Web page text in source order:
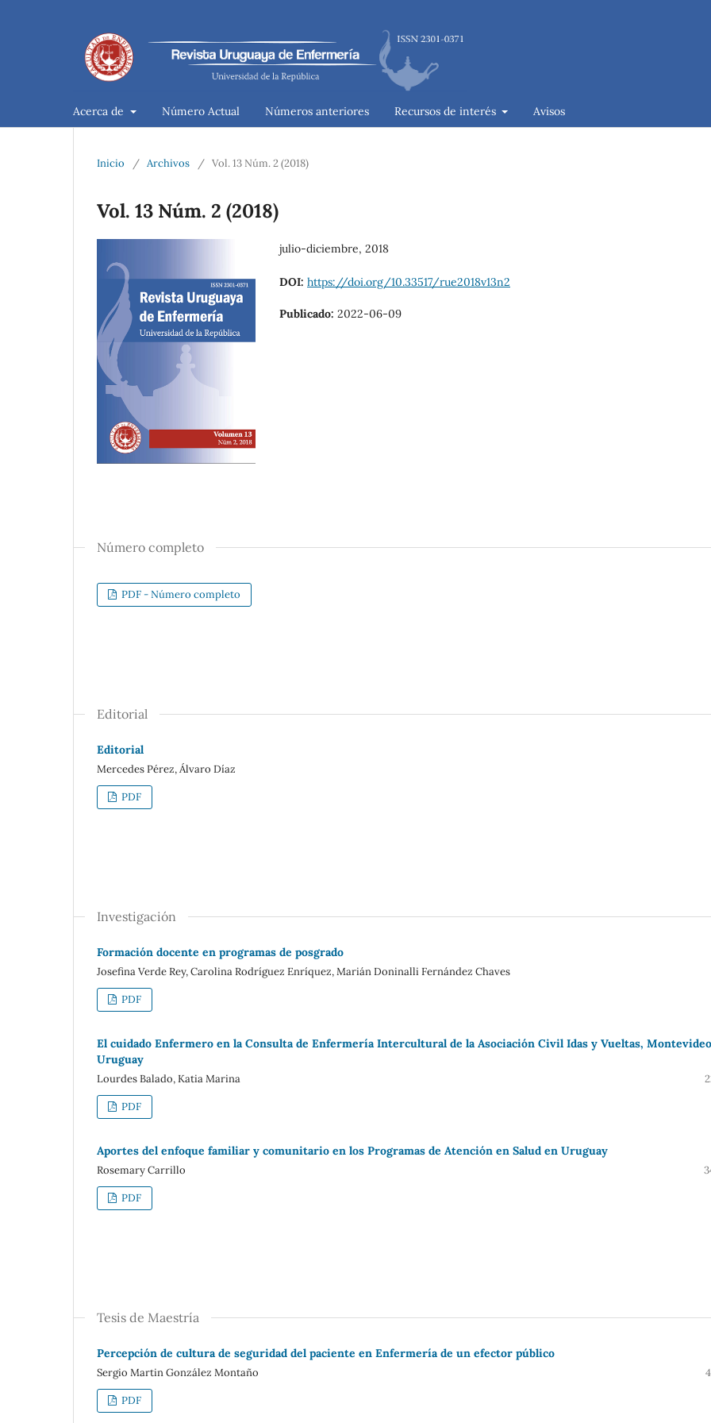
Acerca de Número Actual Números anteriores Recursos de interés Avisos
Inicio / Archivos / Vol. 13 Núm. 2 (2018)
Vol. 13 Núm. 2 (2018)
julio-diciembre, 2018
DOI: https://doi.org/10.33517/rue2018v13n2
Publicado: 2022-06-09
Número completo
PDF - Número completo
Editorial
Editorial
Mercedes Pérez, Álvaro Díaz
PDF
Investigación
Formación docente en programas de posgrado
Josefina Verde Rey, Carolina Rodríguez Enríquez, Marián Doninalli Fernández Chaves
PDF
El cuidado Enfermero en la Consulta de Enfermería Intercultural de la Asociación Civil Idas y Vueltas,
Uruguay
Lourdes Balado, Katia Marina
PDF
Aportes del enfoque familiar y comunitario en los Programas de Atención en Salud en Uruguay
Rosemary Carrillo
PDF
Tesis de Maestría
Percepción de cultura de seguridad del paciente en Enfermería de un efector público
Sergio Martin González Montaño
PDF